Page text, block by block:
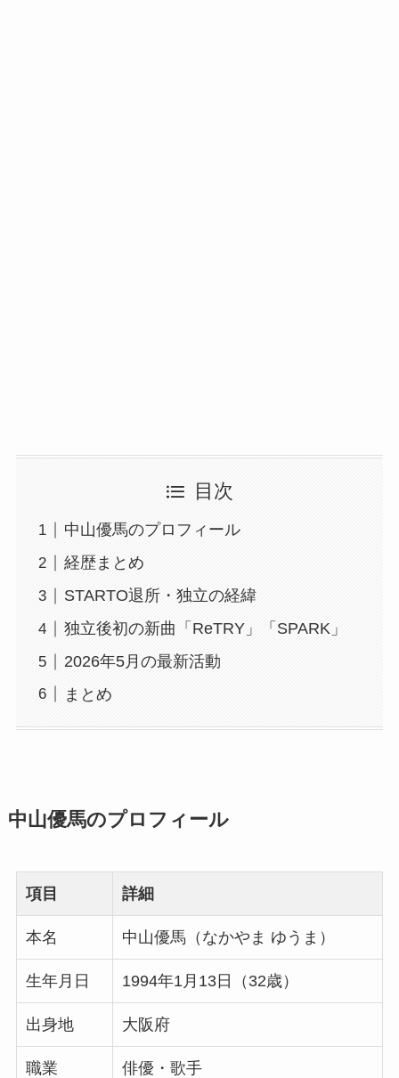
目次
中山優馬のプロフィール
経歴まとめ
STARTO退所・独立の経緯
独立後初の新曲「ReTRY」「SPARK」
2026年5月の最新活動
まとめ
中山優馬のプロフィール
項目 詳細
本名 中山優馬（なかやま ゆうま）
生年月日 1994年1月13日（32歳）
出身地 大阪府
職業 俳優・歌手